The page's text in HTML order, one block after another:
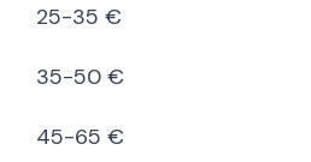
25-35 €
35-50 €
45-65 €